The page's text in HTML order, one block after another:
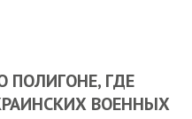
ПОЛИГОНЕ, ГДЕ
ВОЕННЫХ